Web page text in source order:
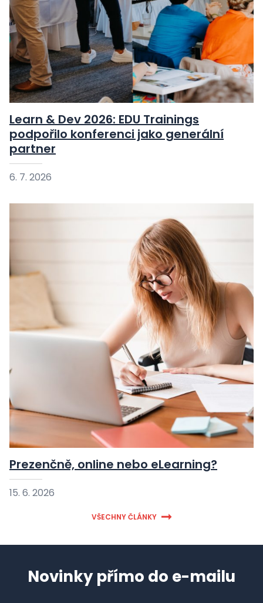
Learn & Dev 2026: EDU Trainings
podpořilo konferenci jako generální
partner
6. 7. 2026
Prezenčně, online nebo eLearning?
15. 6. 2026
VŠECHNY ČLÁNKY
Novinky přímo do e-mailu